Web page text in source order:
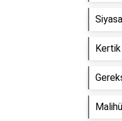
Kertik